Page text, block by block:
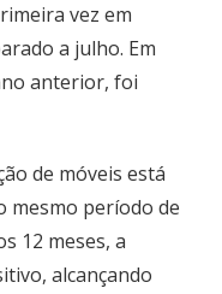
vez em
a julho. Em
anterior, foi
de móveis está
mesmo período de
12 meses, a
alcançando